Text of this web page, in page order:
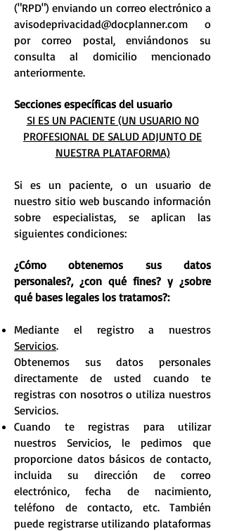
("RPD") enviando un correo electrónico a
avisodeprivacidad@docplanner.com o
por correo postal, enviándonos su
consulta al domicilio mencionado
anteriormente.
Secciones específicas del usuario
SI ES UN PACIENTE (UN USUARIO NO
PROFESIONAL DE SALUD ADJUNTO DE
NUESTRA PLATAFORMA)
Si es un paciente, o un usuario de
nuestro sitio web buscando información
sobre especialistas, se aplican las
siguientes condiciones:
¿Cómo obtenemos sus datos
personales?, ¿con qué fines? y ¿sobre
qué bases legales los tratamos?:
Mediante el registro a nuestros
Servicios.
Obtenemos sus datos personales
directamente de usted cuando te
registras con nosotros o utiliza nuestros
Servicios.
Cuando te registras para utilizar
nuestros Servicios, le pedimos que
proporcione datos básicos de contacto,
incluida su dirección de correo
electrónico, fecha de nacimiento,
teléfono de contacto, etc. También
puede registrarse utilizando plataformas